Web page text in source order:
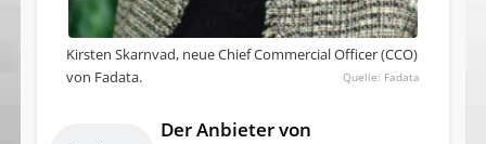
Kirsten Skarnvad, neue Chief Commercial Officer (CCO)
von Fadata.
Fadata
Der Anbieter von